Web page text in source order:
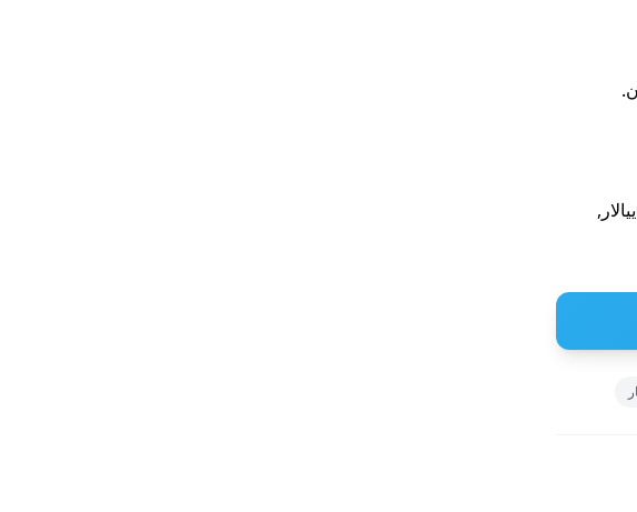
«ۆاكцيناцييادان كەيءىنگءى اۋىر اسقىنۋلار (اناфيلاكتيكالىق شوك, اۋىر جايىلعان اللەرگييالىق رەاكцييالار,